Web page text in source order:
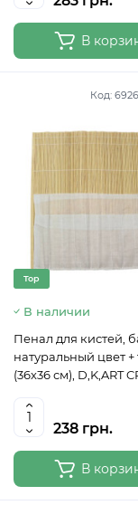
В
Код:
Top
В наличии
Пенал для кистей,
натуральный цвет +
(36х36 см), D,K,ART
238 грн.
В